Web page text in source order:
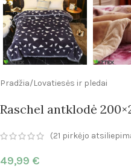
Pradžia/Lovatiesės ir pledai
Raschel antklodė
(21 pirkėjo
49,99 €